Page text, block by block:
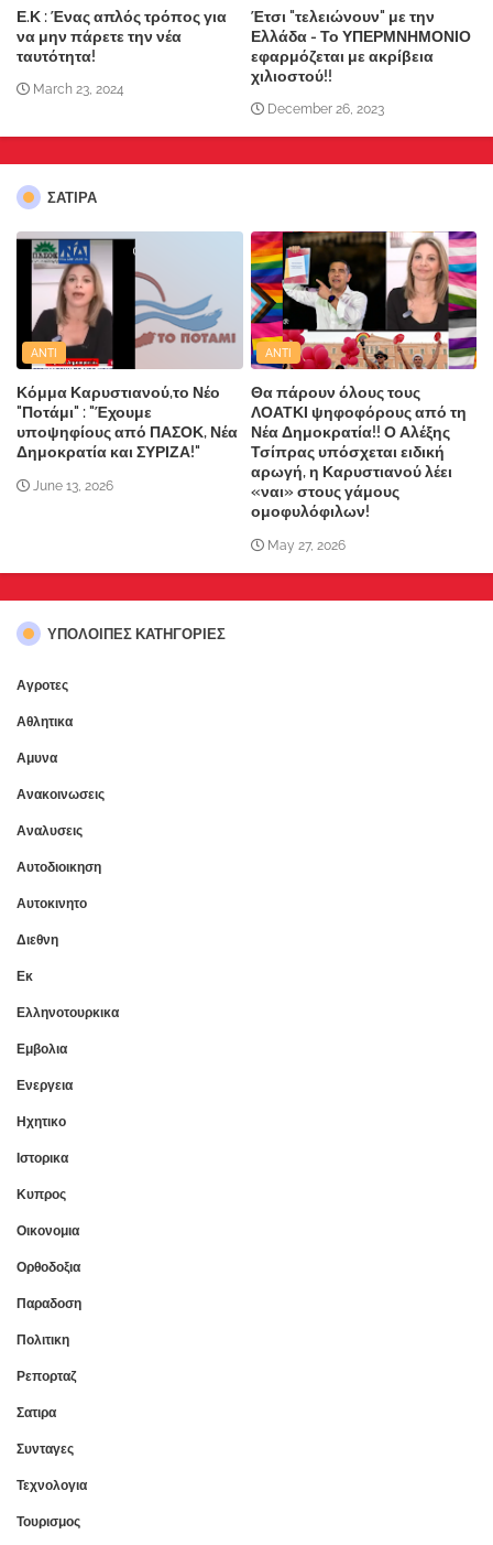
Ε.Κ : Ένας απλός τρόπος για
να μην πάρετε την νέα
ταυτότητα!
March 23, 2024
Έτσι "τελειώνουν" με την
Ελλάδα - Το ΥΠΕΡΜΝΗΜΟΝΙΟ
εφαρμόζεται με ακρίβεια
χιλιοστού!!
December 26, 2023
ΣΑΤΙΡΑ
ANTI
Κόμμα Καρυστιανού,το Νέο
"Ποτάμι" : "Έχουμε
υποψηφίους από ΠΑΣΟΚ, Νέα
Δημοκρατία και ΣΥΡΙΖΑ!"
June 13, 2026
ANTI
Θα πάρουν όλους τους
ΛΟΑΤΚΙ ψηφοφόρους από τη
Νέα Δημοκρατία!! Ο Αλέξης
Τσίπρας υπόσχεται ειδική
αρωγή, η Καρυστιανού λέει
«ναι» στους γάμους
ομοφυλόφιλων!
May 27, 2026
ΥΠΌΛΟΙΠΕΣ ΚΑΤΗΓΟΡΊΕΣ
Αγροτες
Αθλητικα
Αμυνα
Ανακοινωσεις
Αναλυσεις
Αυτοδιοικηση
Αυτοκινητο
Διεθνη
Εκ
Ελληνοτουρκικα
Εμβολια
Ενεργεια
Ηχητικο
Ιστορικα
Κυπρος
Οικονομια
Ορθοδοξια
Παραδοση
Πολιτικη
Ρεπορταζ
Σατιρα
Συνταγες
Τεχνολογια
Τουρισμος